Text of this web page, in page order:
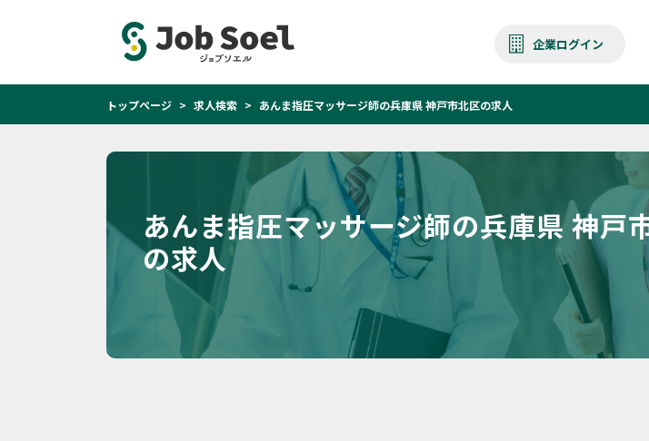
企業ログイン
トップページ 求人検索 あんま指圧マッサージ師の兵庫県 神戸市北区の求人
あんま指圧マッサージ師の兵庫県 神戸
の求人